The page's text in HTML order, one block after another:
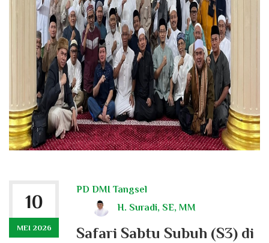
10
MEI 2026
PD DMI Tangsel
H. Suradi, SE, MM
Safari Sabtu Subuh (S3) di